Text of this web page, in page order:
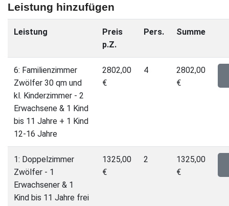
Leistung hinzufügen
Leistung
Preis
p.Z.
Pers. Summe
6: Familienzimmer
Zwölfer 30 qm und
kl. Kinderzimmer - 2
Erwachsene & 1 Kind
bis 11 Jahre + 1 Kind
12-16 Jahre
2802,00
€
4
2802,00
€
1: Doppelzimmer
Zwölfer - 1
Erwachsener & 1
Kind bis 11 Jahre frei
1325,00
€
2
1325,00
€